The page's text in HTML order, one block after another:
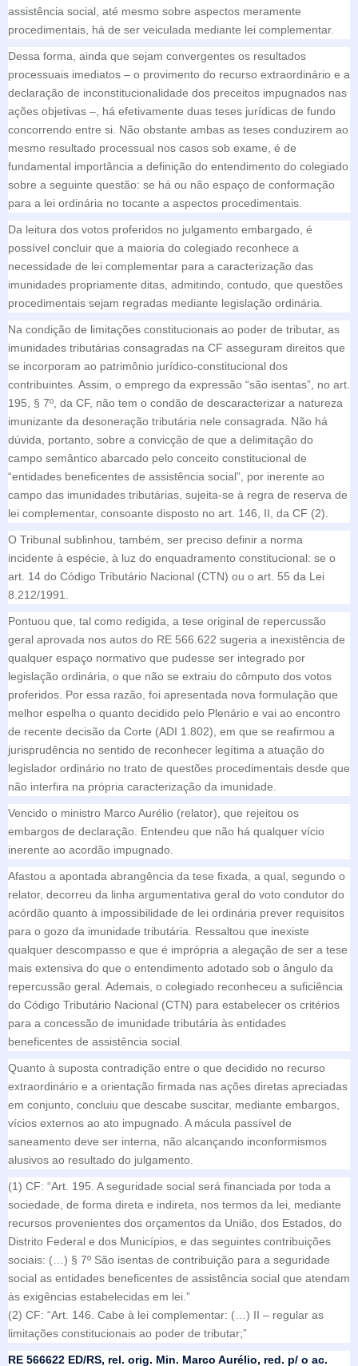
assistência social, até mesmo sobre aspectos meramente
procedimentais, há de ser veiculada mediante lei complementar.
Dessa forma, ainda que sejam convergentes os resultados
processuais imediatos – o provimento do recurso extraordinário e a
declaração de inconstitucionalidade dos preceitos impugnados nas
ações objetivas –, há efetivamente duas teses jurídicas de fundo
concorrendo entre si. Não obstante ambas as teses conduzirem ao
mesmo resultado processual nos casos sob exame, é de
fundamental importância a definição do entendimento do colegiado
sobre a seguinte questão: se há ou não espaço de conformação
para a lei ordinária no tocante a aspectos procedimentais.
Da leitura dos votos proferidos no julgamento embargado, é
possível concluir que a maioria do colegiado reconhece a
necessidade de lei complementar para a caracterização das
imunidades propriamente ditas, admitindo, contudo, que questões
procedimentais sejam regradas mediante legislação ordinária.
Na condição de limitações constitucionais ao poder de tributar, as
imunidades tributárias consagradas na CF asseguram direitos que
se incorporam ao patrimônio jurídico-constitucional dos
contribuintes. Assim, o emprego da expressão “são isentas”, no art.
195, § 7º, da CF, não tem o condão de descaracterizar a natureza
imunizante da desoneração tributária nele consagrada. Não há
dúvida, portanto, sobre a convicção de que a delimitação do
campo semântico abarcado pelo conceito constitucional de
“entidades beneficentes de assistência social”, por inerente ao
campo das imunidades tributárias, sujeita-se à regra de reserva de
lei complementar, consoante disposto no art. 146, II, da CF (2).
O Tribunal sublinhou, também, ser preciso definir a norma
incidente à espécie, à luz do enquadramento constitucional: se o
art. 14 do Código Tributário Nacional (CTN) ou o art. 55 da Lei
8.212/1991.
Pontuou que, tal como redigida, a tese original de repercussão
geral aprovada nos autos do RE 566.622 sugeria a inexistência de
qualquer espaço normativo que pudesse ser integrado por
legislação ordinária, o que não se extraiu do cômputo dos votos
proferidos. Por essa razão, foi apresentada nova formulação que
melhor espelha o quanto decidido pelo Plenário e vai ao encontro
de recente decisão da Corte (ADI 1.802), em que se reafirmou a
jurisprudência no sentido de reconhecer legítima a atuação do
legislador ordinário no trato de questões procedimentais desde que
não interfira na própria caracterização da imunidade.
Vencido o ministro Marco Aurélio (relator), que rejeitou os
embargos de declaração. Entendeu que não há qualquer vício
inerente ao acordão impugnado.
Afastou a apontada abrangência da tese fixada, a qual, segundo o
relator, decorreu da linha argumentativa geral do voto condutor do
acórdão quanto à impossibilidade de lei ordinária prever requisitos
para o gozo da imunidade tributária. Ressaltou que inexiste
qualquer descompasso e que é imprópria a alegação de ser a tese
mais extensiva do que o entendimento adotado sob o ângulo da
repercussão geral. Ademais, o colegiado reconheceu a suficiência
do Código Tributário Nacional (CTN) para estabelecer os critérios
para a concessão de imunidade tributária às entidades
beneficentes de assistência social.
Quanto à suposta contradição entre o que decidido no recurso
extraordinário e a orientação firmada nas ações diretas apreciadas
em conjunto, concluiu que descabe suscitar, mediante embargos,
vícios externos ao ato impugnado. A mácula passível de
saneamento deve ser interna, não alcançando inconformismos
alusivos ao resultado do julgamento.
(1) CF: “Art. 195. A seguridade social será financiada por toda a
sociedade, de forma direta e indireta, nos termos da lei, mediante
recursos provenientes dos orçamentos da União, dos Estados, do
Distrito Federal e dos Municípios, e das seguintes contribuições
sociais: (…) § 7º São isentas de contribuição para a seguridade
social as entidades beneficentes de assistência social que atendam
às exigências estabelecidas em lei.”
(2) CF: “Art. 146. Cabe à lei complementar: (…) II – regular as
limitações constitucionais ao poder de tributar;”
RE 566622 ED/RS, rel. orig. Min. Marco Aurélio, red. p/ o ac.